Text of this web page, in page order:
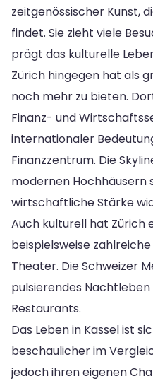
zeitgenössischer Kunst,
findet. Sie zieht viele
prägt das kulturelle
Zürich hingegen hat als
noch mehr zu bieten.
Finanz- und
internationaler
Finanzzentrum. Die
modernen Hochhäusern
wirtschaftliche Stärke
Auch kulturell hat Zürich
beispielsweise
Theater. Die Schweizer
pulsierendes
Restaurants.
Das Leben in Kassel ist
beschaulicher im
jedoch ihren eigenen